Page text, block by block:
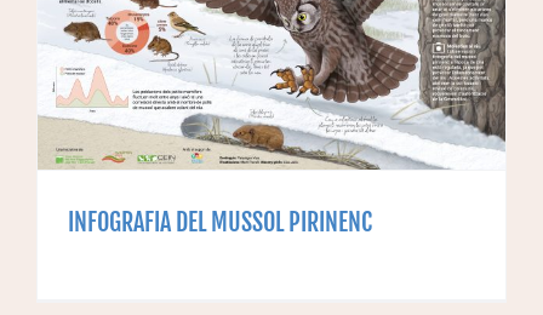
INFOGRAFIA DEL MUSSOL PIRINENC